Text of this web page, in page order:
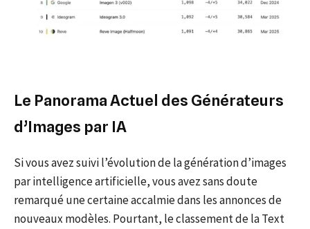
Le Panorama Actuel des Générateurs
d’Images par IA
Si vous avez suivi l’évolution de la génération d’images
par intelligence artificielle, vous avez sans doute
remarqué une certaine accalmie dans les annonces de
nouveaux modèles. Pourtant, le classement de la Text